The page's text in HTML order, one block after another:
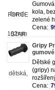
kola,
zelené
Cena:
Gripy
Dětské
(gripy)
Cena: